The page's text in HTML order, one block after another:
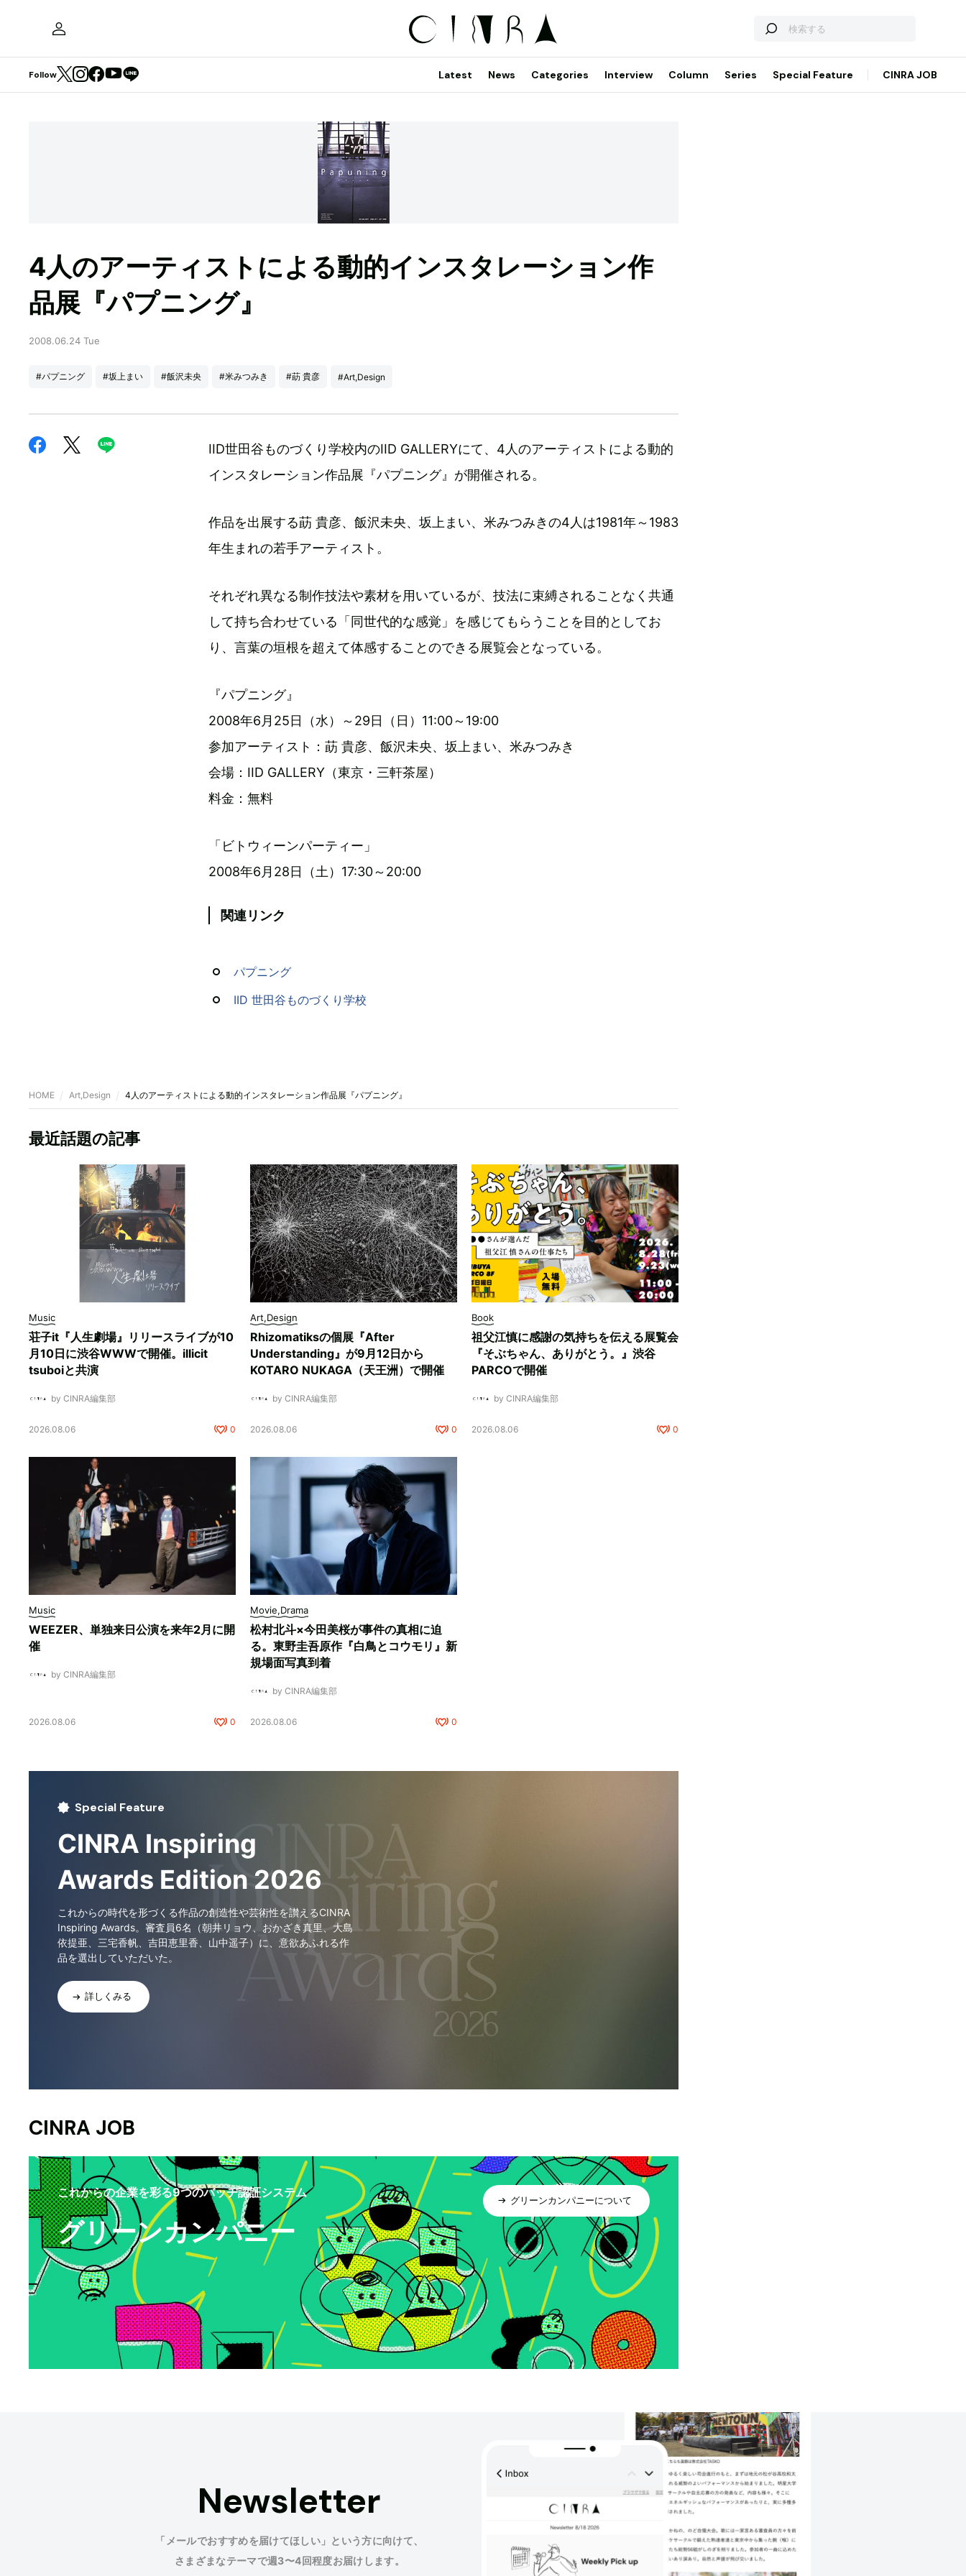
Follow Latest News Categories Interview Column Series Special Feature CINRA JOB
4人のアーティストによる動的インスタレーション作
品展『パプニング』
2008.06.24 Tue
#パプニング #坂上まい #飯沢未央 #米みつみき #莇 貴彦 #Art,Design
IID世田谷ものづくり学校内のIID GALLERYにて、4人のアーティストによる動的
インスタレーション作品展『パプニング』が開催される。
作品を出展する莇 貴彦、飯沢未央、坂上まい、米みつみきの4人は1981年～1983
年生まれの若手アーティスト。
それぞれ異なる制作技法や素材を用いているが、技法に束縛されることなく共通
して持ち合わせている「同世代的な感覚」を感じてもらうことを目的としてお
り、言葉の垣根を超えて体感することのできる展覧会となっている。
『パプニング』
2008年6月25日（水）～29日（日）11:00～19:00
参加アーティスト：莇 貴彦、飯沢未央、坂上まい、米みつみき
会場：IID GALLERY（東京・三軒茶屋）
料金：無料
「ビトウィーンパーティー」
2008年6月28日（土）17:30～20:00
関連リンク
パプニング
IID 世田谷ものづくり学校
HOME Art,Design 4人のアーティストによる動的インスタレーション作品展『パプニング』
最近話題の記事
Music
荘子it『人生劇場』リリースライブが10
月10日に渋谷WWWで開催。illicit
tsuboiと共演
by CINRA編集部
2026.08.06 0
Art,Design
Rhizomatiksの個展『After
Understanding』が9月12日から
KOTARO NUKAGA（天王洲）で開催
by CINRA編集部
2026.08.06 0
Book
祖父江慎に感謝の気持ちを伝える展覧会
『そぶちゃん、ありがとう。』渋谷
PARCOで開催
by CINRA編集部
2026.08.06 0
Music
WEEZER、単独来日公演を来年2月に開
催
by CINRA編集部
2026.08.06 0
Movie,Drama
松村北斗×今田美桜が事件の真相に迫
る。東野圭吾原作『白鳥とコウモリ』新
規場面写真到着
by CINRA編集部
2026.08.06 0
Special Feature
CINRA Inspiring
Awards Edition 2026
これからの時代を形づくる作品の創造性や芸術性を讃えるCINRA
Inspiring Awards。審査員6名（朝井リョウ、おかざき真里、大島
依提亜、三宅香帆、吉田恵里香、山中遥子）に、意欲あふれる作
品を選出していただいた。
詳しくみる
CINRA JOB
これからの企業を彩る9つのバッヂ認証システム
グリーンカンパニー
グリーンカンパニーについて
Newsletter
「メールでおすすめを届けてほしい」という方に向けて、
さまざまなテーマで週3〜4回程度お届けします。